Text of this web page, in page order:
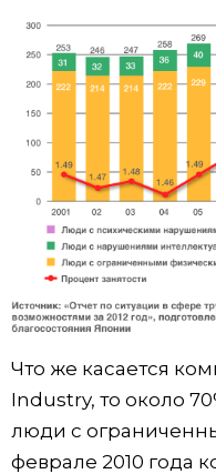
Что же касается
Industry, то около
люди с
феврале 2010 года